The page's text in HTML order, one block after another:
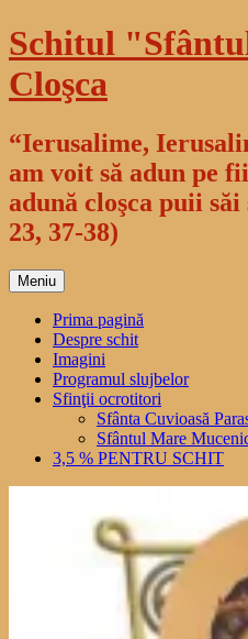
Sari
la
conținut
Schitul
Cloşca
“Ierusalime,
am voit să adun pe
adună cloşca puii
23, 37-38)
Meniu
Prima pagină
Despre schit
Imagini
Programul slujbelor
Sfinţii ocrotitori
Sfânta Cuvioasă
Sfântul Mare
3,5 % PENTRU SCHIT